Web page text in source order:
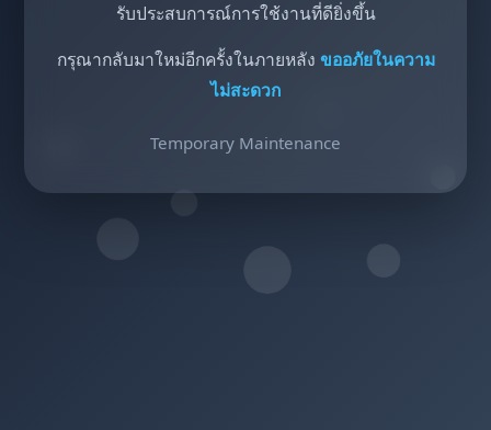
รับประสบการณ์การใช้งานที่ดียิ่งขึ้น
กรุณากลับมาใหม่อีกครั้งในภายหลัง ขออภัยในความ
ไม่สะดวก
Temporary Maintenance